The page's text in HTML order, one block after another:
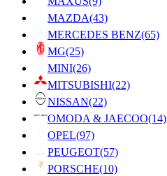
MAZDA(43)
MERCEDES BENZ(65)
MG(25)
MINI(26)
MITSUBISHI(22)
NISSAN(22)
OMODA & JAECOO(14)
OPEL(97)
PEUGEOT(57)
PORSCHE(10)